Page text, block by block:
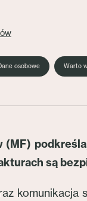
osobowe Warto
są